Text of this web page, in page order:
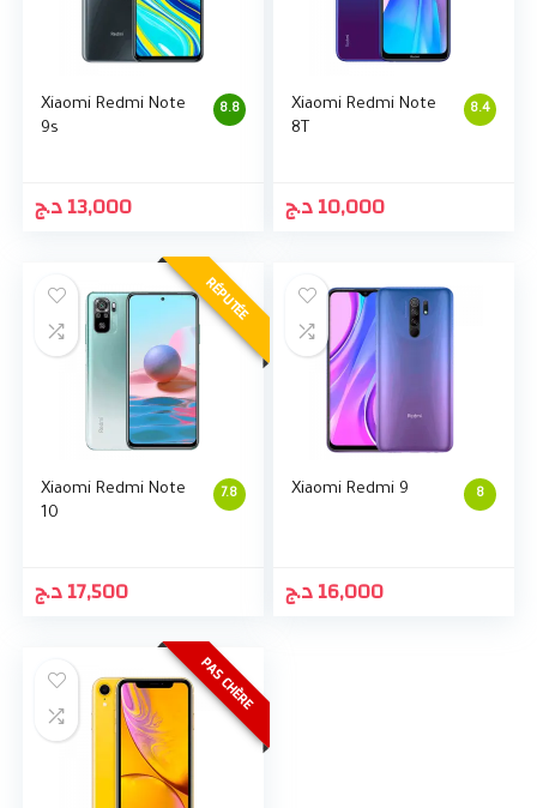
8.8
Xiaomi Redmi Note
9s
13,000د.ج
8.4
Xiaomi Redmi Note
8T
10,000د.ج
RÉPUTÉE
7.8
Xiaomi Redmi Note
10
17,500د.ج
8
Xiaomi Redmi 9
16,000د.ج
PAS CHÈRE